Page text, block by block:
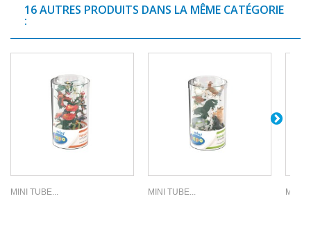
16 AUTRES PRODUITS DANS LA MÊME CATÉGORIE
:
MINI TUBE... MINI TUBE... MINI